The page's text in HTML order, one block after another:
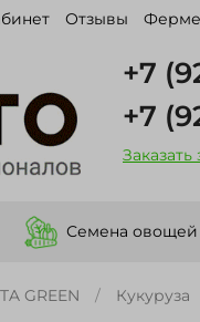
Отзывы
+7
+7
Заказать
Семена овощей
GREEN Кукуруза